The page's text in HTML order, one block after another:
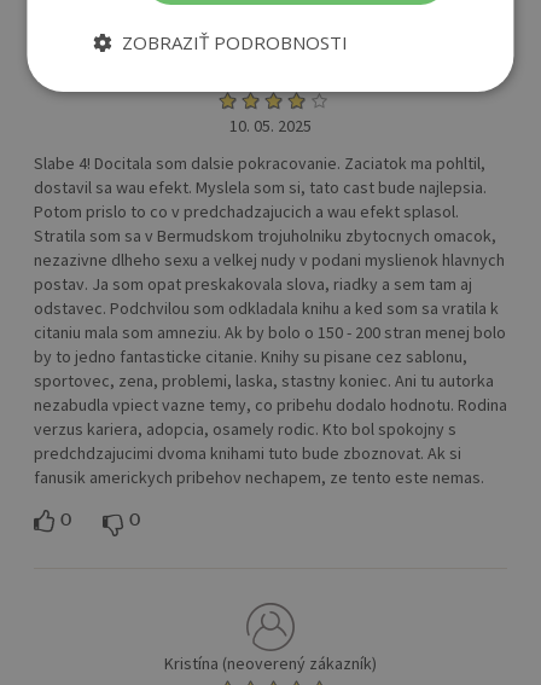
10. 05. 2025
Slabe 4! Docitala som dalsie pokracovanie. Zaciatok ma pohltil,
dostavil sa wau efekt. Myslela som si, tato cast bude najlepsia.
Potom prislo to co v predchadzajucich a wau efekt splasol.
Stratila som sa v Bermudskom trojuholniku zbytocnych omacok,
nezazivne dlheho sexu a velkej nudy v podani myslienok hlavnych
postav. Ja som opat preskakovala slova, riadky a sem tam aj
odstavec. Podchvilou som odkladala knihu a ked som sa vratila k
citaniu mala som amneziu. Ak by bolo o 150 - 200 stran menej bolo
by to jedno fantasticke citanie. Knihy su pisane cez sablonu,
sportovec, zena, problemi, laska, stastny koniec. Ani tu autorka
nezabudla vpiect vazne temy, co pribehu dodalo hodnotu. Rodina
verzus kariera, adopcia, osamely rodic. Kto bol spokojny s
predchdzajucimi dvoma knihami tuto bude zboznovat. Ak si
fanusik americkych pribehov nechapem, ze tento este nemas.
0 0
Kristína (neoverený zákazník)
ZOBRAZIŤ PODROBNOSTI